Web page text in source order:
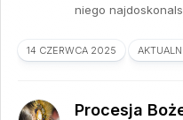
niego
14 CZERWCA 2025
Procesja